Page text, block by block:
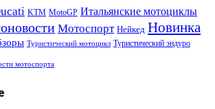
KTM MotoGP Итальянские мотоциклы
Мотоспорт Нейкед Новинка
Туристический мотоцикл Туристический эндуро
мотоспорта